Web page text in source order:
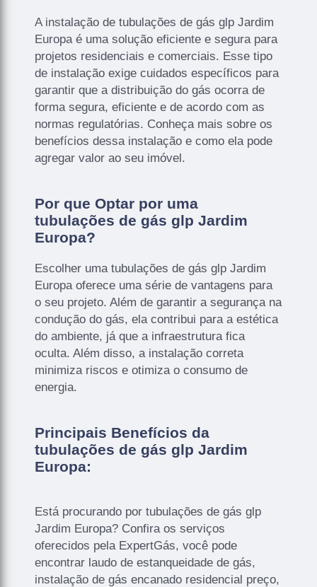
A instalação de tubulações de gás glp Jardim
Europa é uma solução eficiente e segura para
projetos residenciais e comerciais. Esse tipo
de instalação exige cuidados específicos para
garantir que a distribuição do gás ocorra de
forma segura, eficiente e de acordo com as
normas regulatórias. Conheça mais sobre os
benefícios dessa instalação e como ela pode
agregar valor ao seu imóvel.
Por que Optar por uma
tubulações de gás glp Jardim
Europa?
Escolher uma tubulações de gás glp Jardim
Europa oferece uma série de vantagens para
o seu projeto. Além de garantir a segurança na
condução do gás, ela contribui para a estética
do ambiente, já que a infraestrutura fica
oculta. Além disso, a instalação correta
minimiza riscos e otimiza o consumo de
energia.
Principais Benefícios da
tubulações de gás glp Jardim
Europa:
Está procurando por tubulações de gás glp
Jardim Europa? Confira os serviços
oferecidos pela ExpertGás, você pode
encontrar laudo de estanqueidade de gás,
instalação de gás encanado residencial preço,